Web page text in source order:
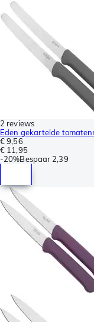
2 reviews
Eden gekartelde
€ 9,56
€ 11,95
-20%Bespaar 2,39